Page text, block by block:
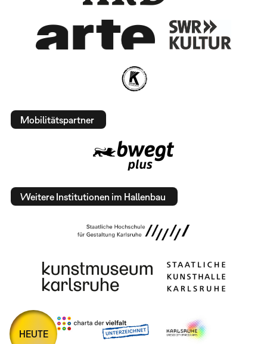
Mobilitätspartner
Weitere Institutionen im Hallenbau
HEUTE